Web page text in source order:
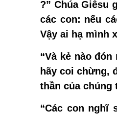
?” Chúa Giêsu
các con: nếu
Vậy ai hạ mình
“Và kẻ nào
hãy coi chừng,
thần của chúng
“Các con nghĩ